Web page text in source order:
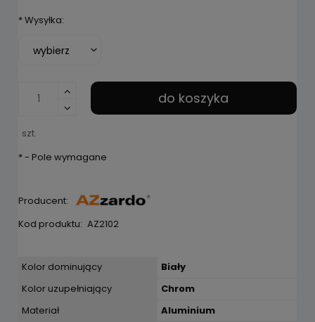
*Wysyłka:
szt.
do koszyka
*- Pole wymagane
Producent:
Kod produktu: AZ2102
Kolor dominujący
Biały
Kolor uzupełniający
Chrom
Materiał
Aluminium